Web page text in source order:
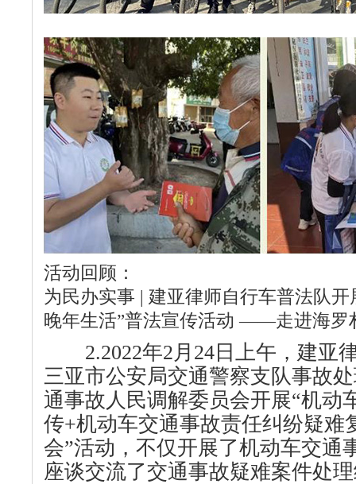
活动回顾：
为民办实事 | 建亚律师自行车普法队开
晚年生活”普法宣传活动 ——走进海罗
2.2022年2月24日上午，建亚
三亚市公安局交通警察支队事故
通事故人民调解委员会开展“机动
传+机动车交通事故责任纠纷疑难
会”活动，不仅开展了机动车交通
座谈交流了交通事故疑难案件处